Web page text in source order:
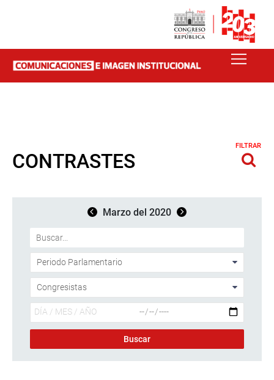
CONTRASTES
FILTRAR
Marzo del 2020